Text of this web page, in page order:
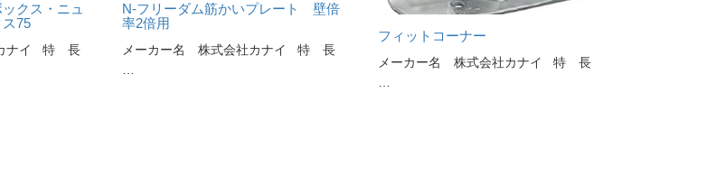
クス・ニュ
75
ナイ 特 長
N-フリーダム筋かいプレート 壁倍
率2倍用
メーカー名 株式会社カナイ 特 長
…
フィットコーナー
メーカー名 株式会社カナイ 特 長